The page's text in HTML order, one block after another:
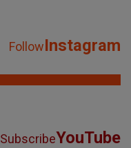
FollowInstagram
SubscribeYouTube